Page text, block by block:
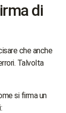
di
che anche
Talvolta
si firma un